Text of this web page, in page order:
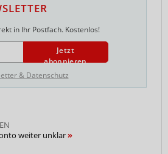
in Ihr Postfach. Kostenlos!
Jetzt
abonnieren
& Datenschutz
weiter unklar